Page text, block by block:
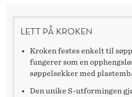
LETT PÅ KROKEN
Kroken festes enkelt til
fungerer som en
søppelsekker med
Den unike S-utformingen